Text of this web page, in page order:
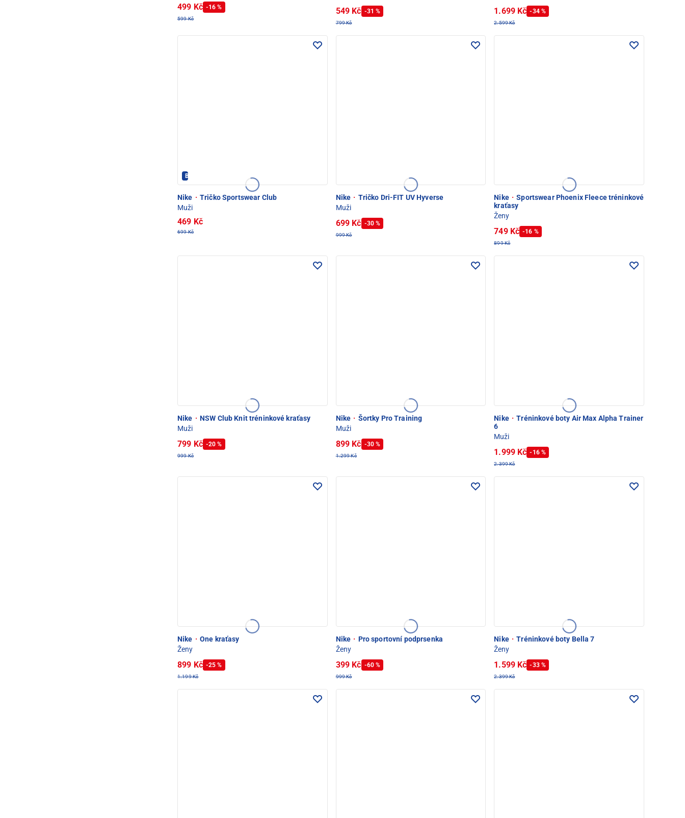
499 Kč -16 %
599 Kč
549 Kč -31 %
799 Kč
1.699 Kč -34 %
2.599 Kč
Bestseller
Nike · Tričko Sportswear Club
Muži
469 Kč
699 Kč
Nike · Tričko Dri-FIT UV Hyverse
Muži
699 Kč -30 %
999 Kč
Nike · Sportswear Phoenix Fleece tréninkové
kraťasy
Ženy
749 Kč -16 %
899 Kč
Nike · NSW Club Knit tréninkové kraťasy
Muži
799 Kč -20 %
999 Kč
Nike · Šortky Pro Training
Muži
899 Kč -30 %
1.299 Kč
Nike · Tréninkové boty Air Max Alpha Trainer
6
Muži
1.999 Kč -16 %
2.399 Kč
Nike · One kraťasy
Ženy
899 Kč -25 %
1.199 Kč
Nike · Pro sportovní podprsenka
Ženy
399 Kč -60 %
999 Kč
Nike · Tréninkové boty Bella 7
Ženy
1.599 Kč -33 %
2.399 Kč